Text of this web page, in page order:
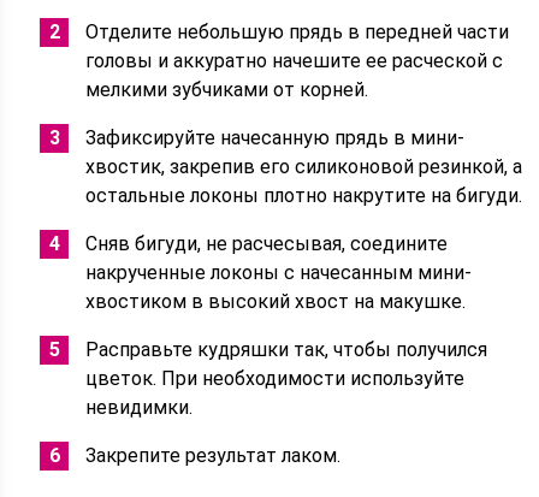
Отделите небольшую прядь в передней части
головы и аккуратно начешите ее расческой с
мелкими зубчиками от корней.
Зафиксируйте начесанную прядь в мини-
хвостик, закрепив его силиконовой резинкой, а
остальные локоны плотно накрутите на бигуди.
Сняв бигуди, не расчесывая, соедините
накрученные локоны с начесанным мини-
хвостиком в высокий хвост на макушке.
Расправьте кудряшки так, чтобы получился
цветок. При необходимости используйте
невидимки.
Закрепите результат лаком.